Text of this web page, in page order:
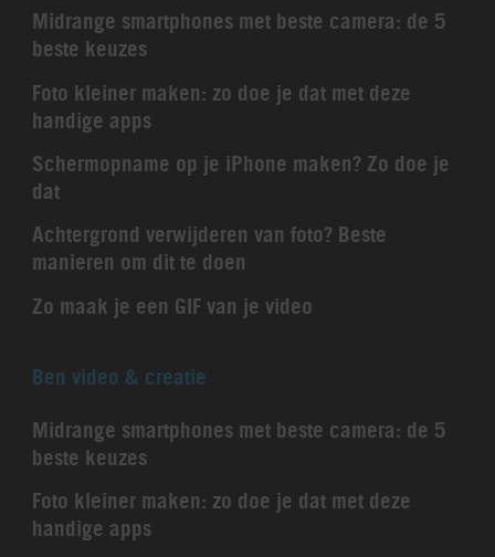
Midrange smartphones met beste camera: de 5
beste keuzes
Foto kleiner maken: zo doe je dat met deze
handige apps
Schermopname op je iPhone maken? Zo doe je
dat
Achtergrond verwijderen van foto? Beste
manieren om dit te doen
Zo maak je een GIF van je video
Ben video & creatie
Midrange smartphones met beste camera: de 5
beste keuzes
Foto kleiner maken: zo doe je dat met deze
handige apps